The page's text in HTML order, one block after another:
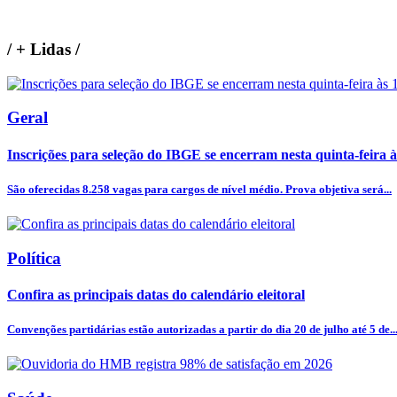
/+ Lidas /
Geral
Inscrições para seleção do IBGE se encerram nesta quinta-feira
São oferecidas 8.258 vagas para cargos de nível médio. Prova objetiva será...
Política
Confira as principais datas do calendário eleitoral
Convenções partidárias estão autorizadas a partir do dia 20 de julho até 5 de...